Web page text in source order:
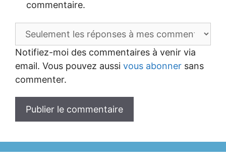
commentaire.
Notifiez-moi des commentaires à venir via
email. Vous pouvez aussi vous abonner sans
commenter.